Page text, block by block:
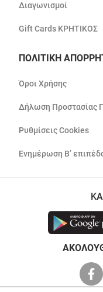
Διαγωνισμοί
Gift Cards ΚΡΗΤΙΚΟΣ
ΠΟΛΙΤΙΚΗ
Όροι Χρήσης
Δήλωση Προστασίας
Ρυθμίσεις Cookies
Ενημέρωση Β’